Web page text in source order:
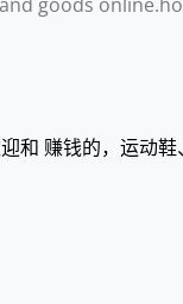
和 赚钱的，运动